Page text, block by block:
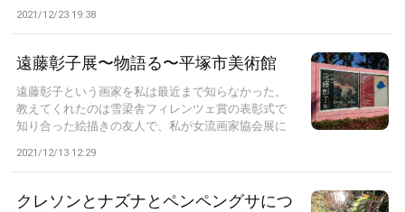
2021/12/23 19:38
遠藤彰子展〜物語る〜平塚市美術館
遠藤彰子という画家を私は最近まで知らなかった。
教えてくれたのは雪梁舎フィレンツェ賞の表彰式で
知り合った絵描きの友人で、私が女流画家協会展に
2021/12/13 12:29
クレソンとナズナとペンペングサにつ